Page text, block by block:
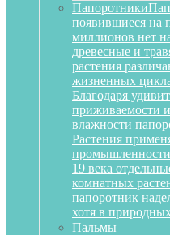
Папоротники
появившиеся на
миллионов нет
древесные и
растения
жизненных
Благодаря
приживаемости
влажности
Растения
19 века
комнатных
папоротник
хотя в
Пальмы